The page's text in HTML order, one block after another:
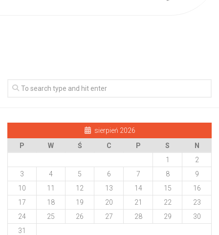
sierpień 2026
P
W Ś C P S
N
1
2
3
4 5 6 7 8
9
10
11 12 13 14 15
16
17
18 19 20 21 22
23
24
25 26 27 28 29
30
31